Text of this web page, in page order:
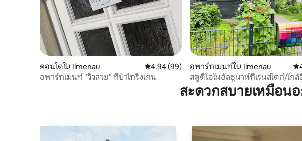
คอนโดใน Ilmenau คะแนนเฉลี่ย 4.94 จาก 5, 99 รีวิว
4.94 (99)
อพาร์ทเมนท์ "วิวสวย" ที่ป่าไทริงเกน
อพาร์ทเมนท์ใน Ilmenau ค
สตูดิโอในอัลซูนาห์ที่เรนสไตก์/ใกล้
สะดวกสบายเหมือน